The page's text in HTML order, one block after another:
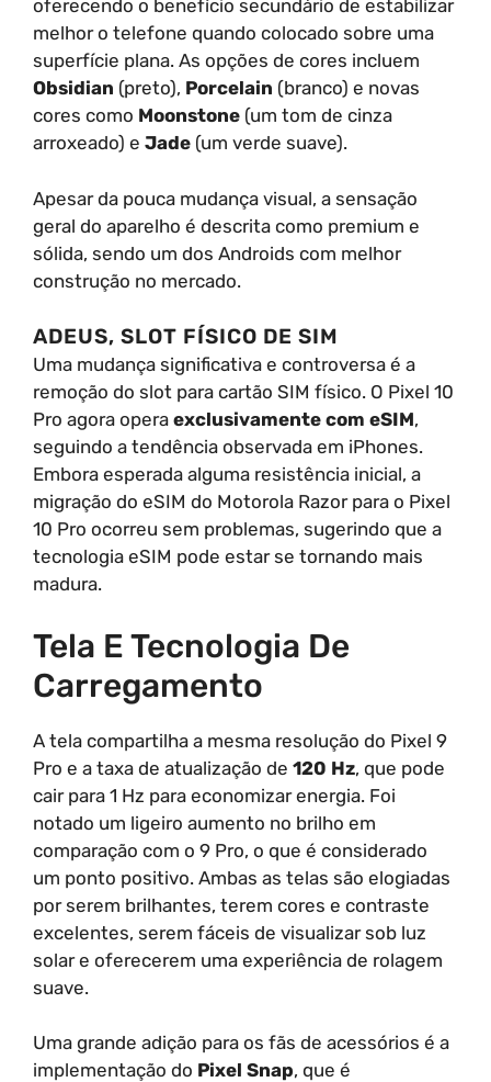
oferecendo o benefício secundário de estabilizar
melhor o telefone quando colocado sobre uma
superfície plana. As opções de cores incluem
Obsidian (preto), Porcelain (branco) e novas
cores como Moonstone (um tom de cinza
arroxeado) e Jade (um verde suave).
Apesar da pouca mudança visual, a sensação
geral do aparelho é descrita como premium e
sólida, sendo um dos Androids com melhor
construção no mercado.
ADEUS, SLOT FÍSICO DE SIM
Uma mudança significativa e controversa é a
remoção do slot para cartão SIM físico. O Pixel 10
Pro agora opera exclusivamente com eSIM,
seguindo a tendência observada em iPhones.
Embora esperada alguma resistência inicial, a
migração do eSIM do Motorola Razor para o Pixel
10 Pro ocorreu sem problemas, sugerindo que a
tecnologia eSIM pode estar se tornando mais
madura.
Tela E Tecnologia De
Carregamento
A tela compartilha a mesma resolução do Pixel 9
Pro e a taxa de atualização de 120 Hz, que pode
cair para 1 Hz para economizar energia. Foi
notado um ligeiro aumento no brilho em
comparação com o 9 Pro, o que é considerado
um ponto positivo. Ambas as telas são elogiadas
por serem brilhantes, terem cores e contraste
excelentes, serem fáceis de visualizar sob luz
solar e oferecerem uma experiência de rolagem
suave.
Uma grande adição para os fãs de acessórios é a
implementação do Pixel Snap, que é